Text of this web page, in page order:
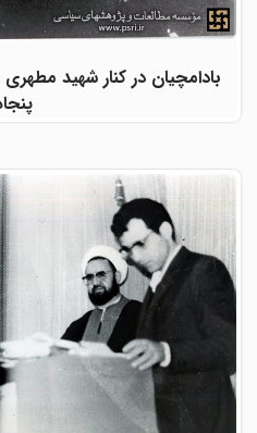
بادامچیان در کنار شهید
پنجاه